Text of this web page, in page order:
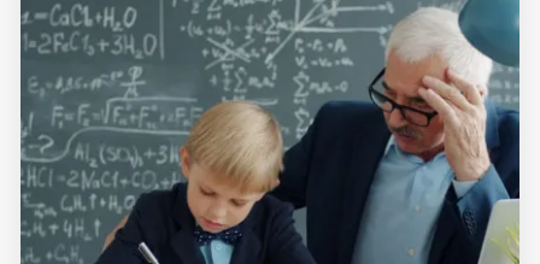
Wordpress Cache
Anasayfa
5 Günde İngilizce
İngilizce
Dil Eğitimi